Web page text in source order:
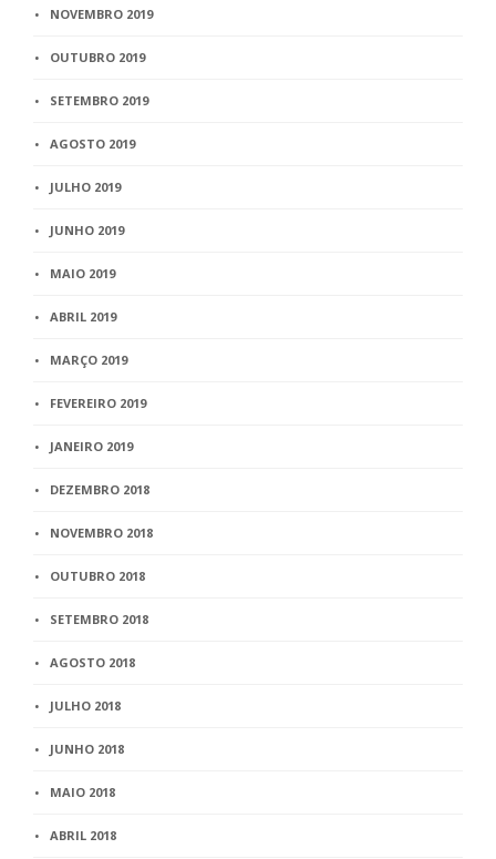
NOVEMBRO 2019
OUTUBRO 2019
SETEMBRO 2019
AGOSTO 2019
JULHO 2019
JUNHO 2019
MAIO 2019
ABRIL 2019
MARÇO 2019
FEVEREIRO 2019
JANEIRO 2019
DEZEMBRO 2018
NOVEMBRO 2018
OUTUBRO 2018
SETEMBRO 2018
AGOSTO 2018
JULHO 2018
JUNHO 2018
MAIO 2018
ABRIL 2018